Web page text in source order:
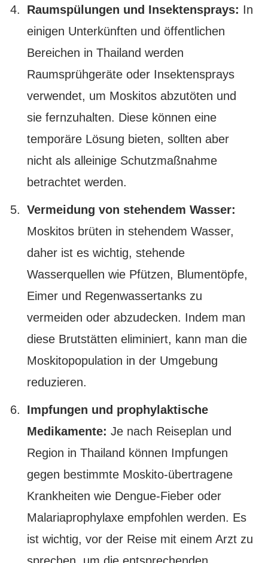
Raumspülungen und Insektensprays: In
einigen Unterkünften und öffentlichen
Bereichen in Thailand werden
Raumsprühgeräte oder Insektensprays
verwendet, um Moskitos abzutöten und
sie fernzuhalten. Diese können eine
temporäre Lösung bieten, sollten aber
nicht als alleinige Schutzmaßnahme
betrachtet werden.
Vermeidung von stehendem Wasser:
Moskitos brüten in stehendem Wasser,
daher ist es wichtig, stehende
Wasserquellen wie Pfützen, Blumentöpfe,
Eimer und Regenwassertanks zu
vermeiden oder abzudecken. Indem man
diese Brutstätten eliminiert, kann man die
Moskitopopulation in der Umgebung
reduzieren.
Impfungen und prophylaktische
Medikamente: Je nach Reiseplan und
Region in Thailand können Impfungen
gegen bestimmte Moskito-übertragene
Krankheiten wie Dengue-Fieber oder
Malariaprophylaxe empfohlen werden. Es
ist wichtig, vor der Reise mit einem Arzt zu